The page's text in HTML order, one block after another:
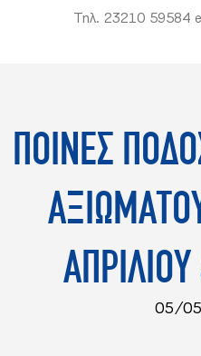
Τηλ. 23210 59584
ΠΟΙΝΕΣ
05/